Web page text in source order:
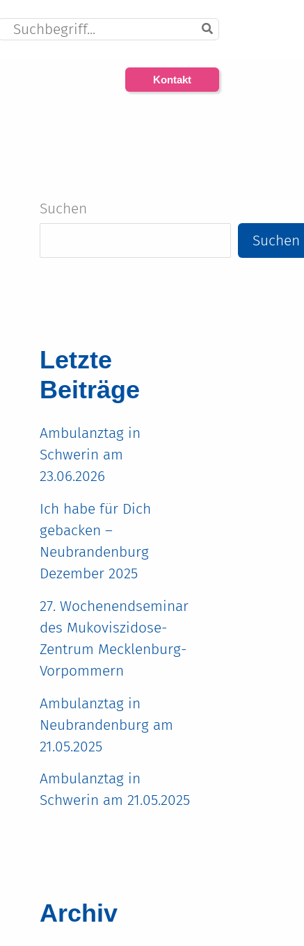
Search
for:
Kontakt
Suchen
Suchen
Letzte
Beiträge
Ambulanztag in
Schwerin am
23.06.2026
Ich habe für Dich
gebacken –
Neubrandenburg
Dezember 2025
27. Wochenendseminar
des Mukoviszidose-
Zentrum Mecklenburg-
Vorpommern
Ambulanztag in
Neubrandenburg am
21.05.2025
Ambulanztag in
Schwerin am 21.05.2025
Archiv